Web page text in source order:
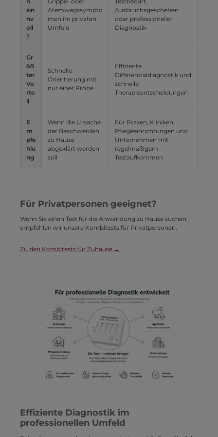
sin
nv
oll
?
Atemwegssympto
men im privaten
Umfeld
Ausbruchsgeschehen
oder professioneller
Diagnostik
Gr
öß
ter
Vo
rte
il
Schnelle
Orientierung mit
nur einer Probe
Effiziente
Differenzialdiagnostik und
schnelle
Therapieentscheidungen
E
m
pfe
hlu
ng
Wenn die Ursache
der Beschwerden
zu Hause
abgeklärt werden
soll
Für Praxen, Kliniken,
Pflegeeinrichtungen und
Unternehmen mit
regelmäßigem
Testaufkommen
Für Privatpersonen geeignet?
Wenn Sie einen Test für die Anwendung zu Hause suchen,
empfehlen wir unsere Kombitests für Privatpersonen.
Zu den Kombitests für Zuhause →
Effiziente Diagnostik im
professionellen Umfeld